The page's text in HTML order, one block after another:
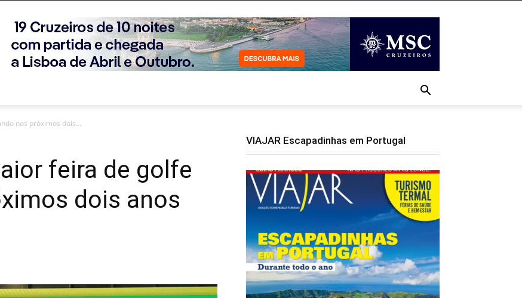
nos próximos dois...
feira de golfe
dois anos
VIAJAR Escapadinhas em Portugal